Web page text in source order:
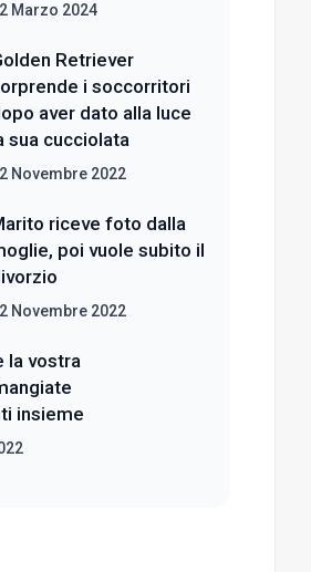
Marzo 2024
Retriever
i soccorritori
aver dato alla luce
sua cucciolata
Novembre 2022
riceve foto dalla
poi vuole subito il
Novembre 2022
la vostra
insieme